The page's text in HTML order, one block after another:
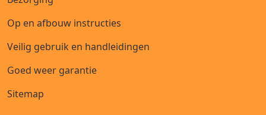
Op en afbouw instructies
Veilig gebruik en handleidingen
Goed weer garantie
Sitemap